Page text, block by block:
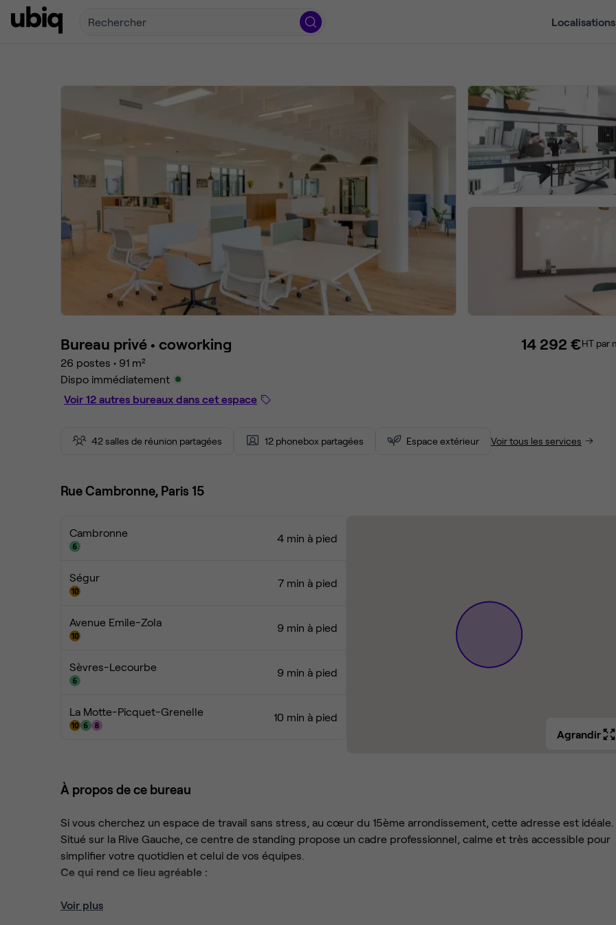
Rechercher Localisations
Bureau privé • coworking
26 postes • 91 m²
Dispo immédiatement
Voir 12 autres bureaux dans cet espace
14 292 €HT par
42 salles de réunion partagées 12 phonebox partagées Espace extérieur Voir tous les services
Rue Cambronne, Paris 15
Cambronne 4 min à pied
Ségur 7 min à pied
Avenue Emile-Zola 9 min à pied
Sèvres-Lecourbe 9 min à pied
La Motte-Picquet-Grenelle
10 min à pied
Agrandir
À propos de ce bureau
Si vous cherchez un espace de travail sans stress, au cœur du 15ème arrondissement, cette adresse est idéale.
Situé sur la Rive Gauche, ce centre de standing propose un cadre professionnel, calme et très accessible pour
simplifier votre quotidien et celui de vos équipes.
Ce qui rend ce lieu agréable :
Voir plus